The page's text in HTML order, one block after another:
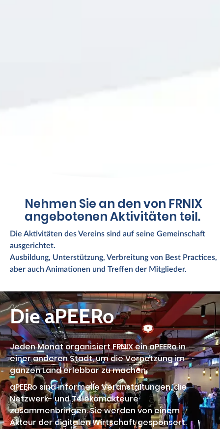
Nehmen Sie an den von FRNIX
angebotenen Aktivitäten teil.
Die Aktivitäten des Vereins sind auf seine Gemeinschaft
ausgerichtet.
Ausbildung, Unterstützung, Verbreitung von Best Practices,
aber auch Animationen und Treffen der Mitglieder.
Die aPEERo
Jeden Monat organisiert FRNIX ein aPEERo in
einer anderen Stadt, um die Vernetzung im
ganzen Land erlebbar zu machen.
aPEERo sind informelle Veranstaltungen, die
Netzwerk- und Telekomakteure
zusammenbringen. Sie werden von einem
Akteur der digitalen Wirtschaft gesponsert.